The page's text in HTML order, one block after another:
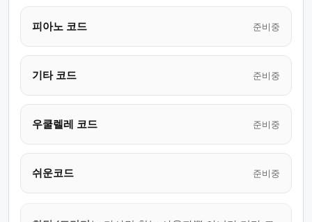
피아노 코드 준비중
기타 코드 준비중
우쿨렐레 코드 준비중
쉬운코드 준비중